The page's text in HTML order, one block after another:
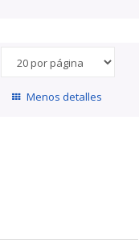
Menos detalles